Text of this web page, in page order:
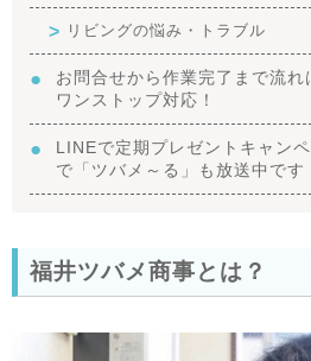
リビングの悩み・トラブル
お問合せから作業完了まで流
ワンストップ対応！
LINEで定期プレゼントキャン
で「ツバメ～る」も放送中です
福井ツバメ商事とは？